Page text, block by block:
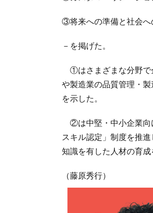
③将来への準備と社会へ
－を掲げた。
①はさまざまな分野で
や製造業の品質管理・
を示した。
②は中堅・中小企業向
スキル認定」制度を推
知識を有した人材の育成
（藤原秀行）